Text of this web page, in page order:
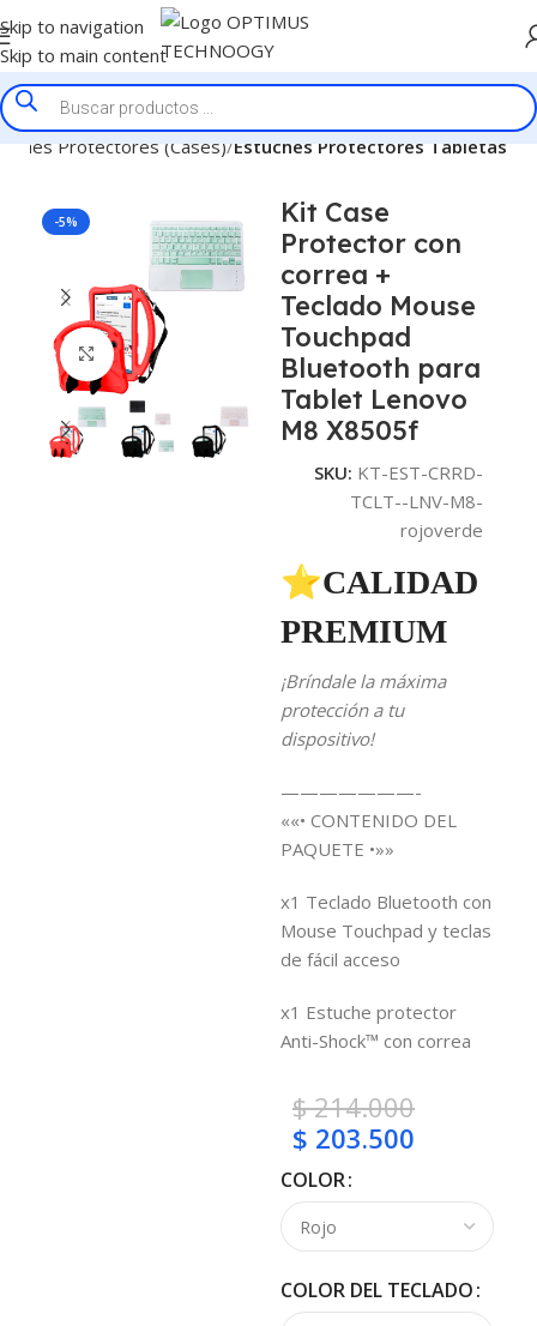
Skip to navigation
Skip to main content
Protectores (Cases) Estuches Protectores Tabletas
-5%
Click to enlarge
Kit Case
Protector con
correa +
Teclado Mouse
Touchpad
Bluetooth para
Tablet Lenovo
M8 X8505f
SKU: KT-EST-CRRD-
TCLT--LNV-M8-
rojoverde
⭐CALIDAD
PREMIUM
¡Bríndale la máxima
protección a tu
dispositivo!
———————-
««• CONTENIDO DEL
PAQUETE •»»
x1 Teclado Bluetooth con
Mouse Touchpad y teclas
de fácil acceso
x1 Estuche protector
Anti-Shock™ con correa
$214.000
$ 203.500
COLOR
COLOR DEL TECLADO